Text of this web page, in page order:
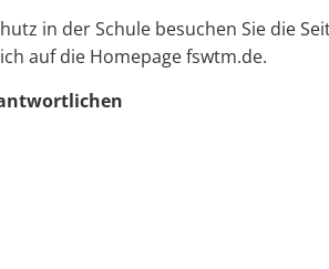
in der Schule besuchen Sie die
auf die Homepage fswtm.de.